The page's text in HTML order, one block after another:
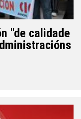
"de calidade